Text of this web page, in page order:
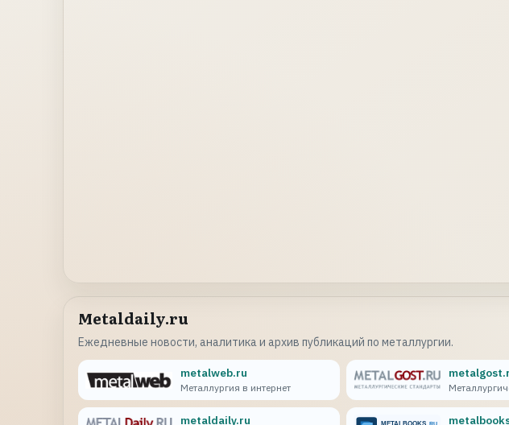
Metaldaily.ru
Ежедневные новости, аналитика и архив публикаций по металлургии.
metalweb.ru
Металлургия в интернет
metaldaily.ru